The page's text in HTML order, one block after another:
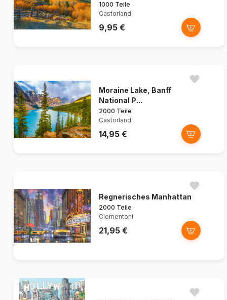
1000 Teile
Castorland
9,95 €
Moraine Lake, Banff
National P...
2000 Teile
Castorland
14,95 €
Regnerisches Manhattan
2000 Teile
Clementoni
21,95 €